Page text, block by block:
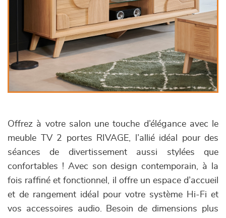
Offrez à votre salon une touche d’élégance avec le
meuble TV 2 portes RIVAGE, l’allié idéal pour des
séances de divertissement aussi stylées que
confortables ! Avec son design contemporain, à la
fois raffiné et fonctionnel, il offre un espace d’accueil
et de rangement idéal pour votre système Hi-Fi et
vos accessoires audio. Besoin de dimensions plus